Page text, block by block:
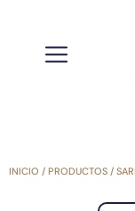
INICIO / PRODUCTOS /